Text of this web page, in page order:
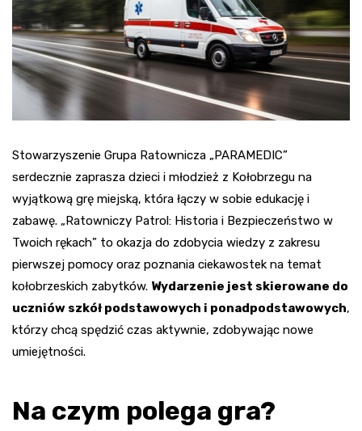
Stowarzyszenie Grupa Ratownicza „PARAMEDIC”
serdecznie zaprasza dzieci i młodzież z Kołobrzegu na
wyjątkową grę miejską, która łączy w sobie edukację i
zabawę. „Ratowniczy Patrol: Historia i Bezpieczeństwo w
Twoich rękach” to okazja do zdobycia wiedzy z zakresu
pierwszej pomocy oraz poznania ciekawostek na temat
kołobrzeskich zabytków. Wydarzenie jest skierowane do
uczniów szkół podstawowych i ponadpodstawowych,
którzy chcą spędzić czas aktywnie, zdobywając nowe
umiejętności.
Na czym polega gra?